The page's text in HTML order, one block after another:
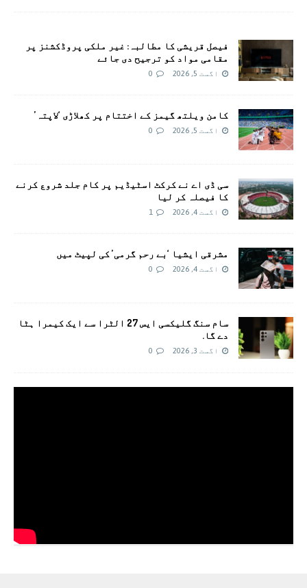
فیصل قریشی کا مطالبہ: غیر ملکی پروڈکشنز پر
مقامی مواد کو ترجیح دی جائے
اگست 5, 2026 0
کامن ویلتھ گیمز کے اختتام پر کھلاڑی ‘لاپتہ’
اگست 5, 2026 0
سی ڈی اے نے کرکٹ اسٹیڈیم پر کام جلد شروع کرنے
کا فیصلہ کر لیا
اگست 4, 2026 1
مشرقی ایشیا ‘بے رحم گرمی’ کی لپیٹ میں
اگست 4, 2026 0
سام سنگ گلیکسی ایس 27 الٹرا سے ایک کیمرا ہٹا
دے گا.
اگست 3, 2026 0